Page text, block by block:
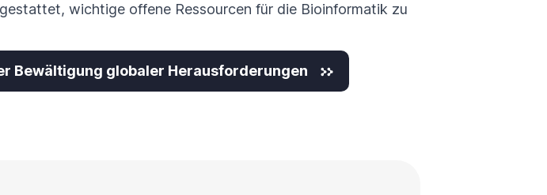
wichtige offene Ressourcen für die Bioinformatik zu
Bewältigung globaler Herausforderungen